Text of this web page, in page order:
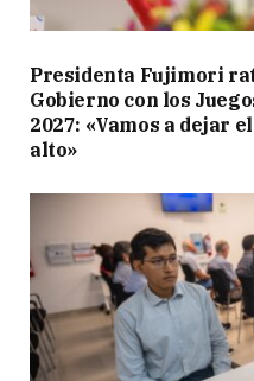
Presidenta Fujimori
Gobierno con los
2027: «Vamos a dejar
alto»